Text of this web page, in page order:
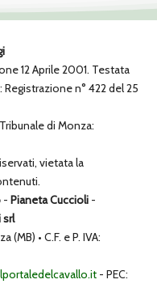
12 Aprile 2001. Testata
n° 422 del 25
di Monza:
vietata la
- Pianeta Cuccioli -
srl
(MB) • C.F. e P. IVA:
- PEC: